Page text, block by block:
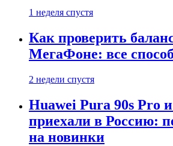
1 неделя спустя
Как проверить
МегаФоне: все
2 недели спустя
Huawei Pura 90s Pro
приехали в Россию:
на новинки